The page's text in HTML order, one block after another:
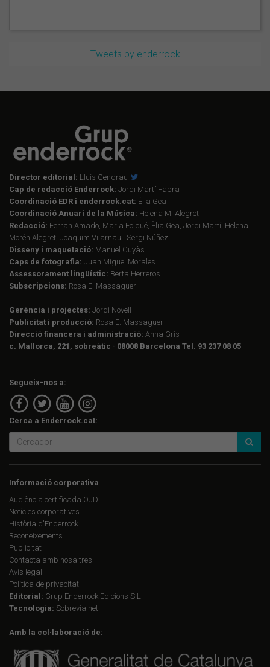
Tweets by enderrock
Director editorial: Lluís Gendrau
Cap de redacció Enderrock: Jordi Martí Fabra
Coordinació EDR i enderrock.cat: Èlia Gea
Coordinació Anuari de la Música: Helena M. Alegret
Redacció: Ferran Amado, Maria Folqué, Èlia Gea, Jordi Martí, Helena
Morén Alegret, Joaquim Vilarnau i Sergi Núñez
Disseny i maquetació: Manuel Cuyàs
Caps de fotografia: Juan Miguel Morales
Assessorament lingüístic: Berta Herreros
Subscripcions: Rosa E. Massaguer
Gerència i projectes: Jordi Novell
Publicitat i producció: Rosa E. Massaguer
Direcció financera i administració: Anna Gris
c. Mallorca, 221, sobreàtic · 08008 Barcelona Tel. 93 237 08 05
Segueix-nos a:
Cerca a Enderrock.cat:
Informació corporativa
Audiència certificada OJD
Notícies corporatives
Història d'Enderrock
Reconeixements
Publicitat
Contacta amb nosaltres
Avís legal
Política de privacitat
Editorial: Grup Enderrock Edicions S.L.
Tecnologia: Sobrevia.net
Amb la col·laboració de: